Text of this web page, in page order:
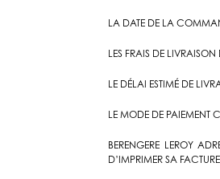
LA DATE DE LA
LES FRAIS DE LIVRAISON
LE DÉLAI ESTIMÉ DE
LE MODE DE PAIEMENT
BERENGERE LEROY
D’IMPRIMER SA